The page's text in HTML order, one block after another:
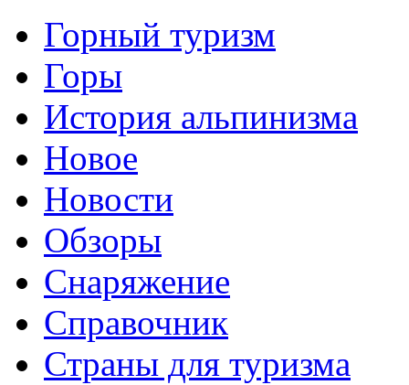
Горный туризм
Горы
История альпинизма
Новое
Новости
Обзоры
Снаряжение
Справочник
Страны для туризма